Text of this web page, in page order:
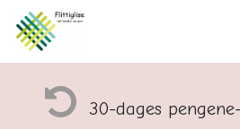
30-dages